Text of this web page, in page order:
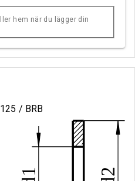
hem när du lägger din
/ BRB